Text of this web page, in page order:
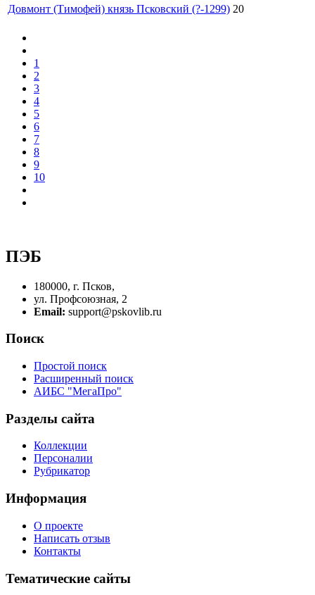
Довмонт (Тимофей) князь Псковский (?-1299) 20
1
2
3
4
5
6
7
8
9
10
ПЭБ
180000, г. Псков,
ул. Профсоюзная, 2
Email: support@pskovlib.ru
Поиск
Простой поиск
Расширенный поиск
АИБС "МегаПро"
Разделы сайта
Коллекции
Персоналии
Рубрикатор
Информация
О проекте
Написать отзыв
Контакты
Тематические сайты